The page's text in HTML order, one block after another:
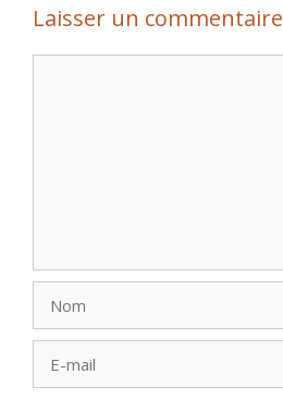
Laisser un commentaire
mail